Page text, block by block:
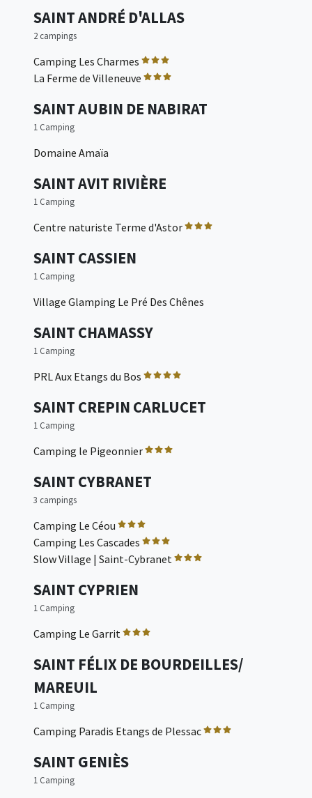
SAINT ANDRÉ D'ALLAS
2 campings
Camping Les Charmes
La Ferme de Villeneuve
SAINT AUBIN DE NABIRAT
1 Camping
Domaine Amaïa
SAINT AVIT RIVIÈRE
1 Camping
Centre naturiste Terme d'Astor
SAINT CASSIEN
1 Camping
Village Glamping Le Pré Des Chênes
SAINT CHAMASSY
1 Camping
PRL Aux Etangs du Bos
SAINT CREPIN CARLUCET
1 Camping
Camping le Pigeonnier
SAINT CYBRANET
3 campings
Camping Le Céou
Camping Les Cascades
Slow Village | Saint-Cybranet
SAINT CYPRIEN
1 Camping
Camping Le Garrit
SAINT FÉLIX DE BOURDEILLES/
MAREUIL
1 Camping
Camping Paradis Etangs de Plessac
SAINT GENIÈS
1 Camping